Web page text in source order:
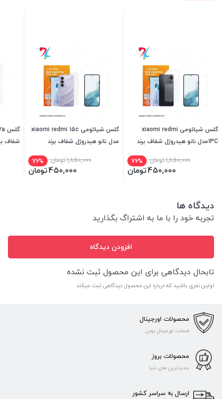
گلس شیائومی xiaomi redmi
13Cمدل نانو هیدروژل شفاف برند
1,850,000تومان 76%
450,000تومان
گلس شیائومی xiaomi redmi 15c
مدل نانو هیدروژل شفاف برند
1,850,000تومان 76%
450,000تومان
شفاف
دیدگاه ها
تجربه خود را با ما به اشتراگ بگذارید
افزودن دیدگاه
تابحال دیدگاهی برای این محصول ثبت نشده
اولین نفری باشید که درباره این محصول دیدگاهی ثبت میکند
محصولات اورجینال
ضمانت اورجینال بودن
محصولات بروز
جدیدترین های دنیا
ارسال به سراسر کشور